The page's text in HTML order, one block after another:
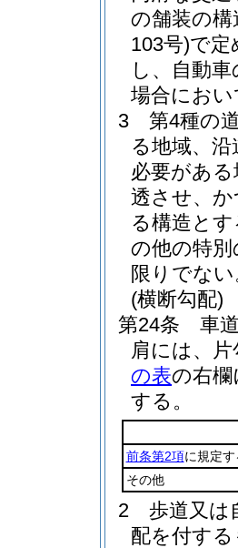
の舗装の
103号)で定
し、自動
場合にお
3
第4種の
る地域、
必要があ
透させ、
る構造と
の他の特
限りでな
(横断勾配)
第24条
車
肩には、
の表の右
する。
前条第2項に規定
その他
2
歩道又は
配を付す